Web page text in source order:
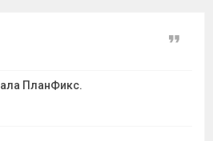
ПланФикс.
Цитата